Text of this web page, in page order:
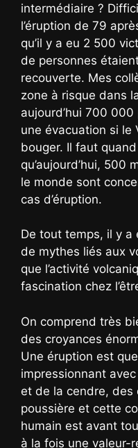
intermédiaire ?
l’éruption de 79
qu’il y a eu 2 500
de personnes
recouverte. Mes
zone à risque dans
aujourd’hui 700
une évacuation si le
bouger. Il faut
qu’aujourd’hui, 500
le monde sont
cas d’éruption.
De tout temps, il y a
de mythes liés aux
que l’activité
fascination chez
On comprend très
des croyances
Une éruption est
impressionnant
et de la cendre, des
poussière et cette
humain est avant
à la fois une valeur-